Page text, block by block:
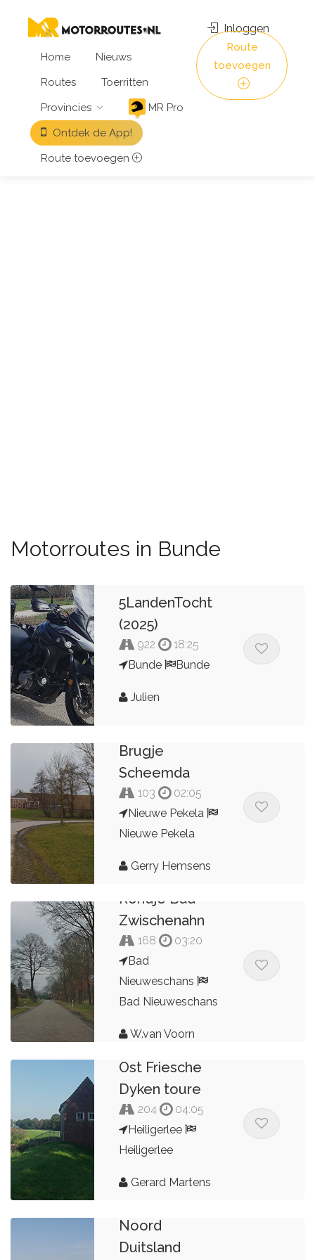
Home
Nieuws
Routes
Toerritten
Provincies
MR Pro
Ontdek de App!
Route toevoegen
Inloggen
Route
toevoegen
Motorroutes in Bunde
5LandenTocht
(2025)
922
18:25
Bunde
Bunde
Julien
Brugje
Scheemda
103
02:05
Nieuwe Pekela
Nieuwe Pekela
Gerry Hemsens
Rondje Bad
Zwischenahn
168
03:20
Bad
Nieuweschans
Bad Nieuweschans
W.van Voorn
Ost Friesche
Dyken toure
204
04:05
Heiligerlee
Heiligerlee
Gerard Martens
Noord
Duitsland